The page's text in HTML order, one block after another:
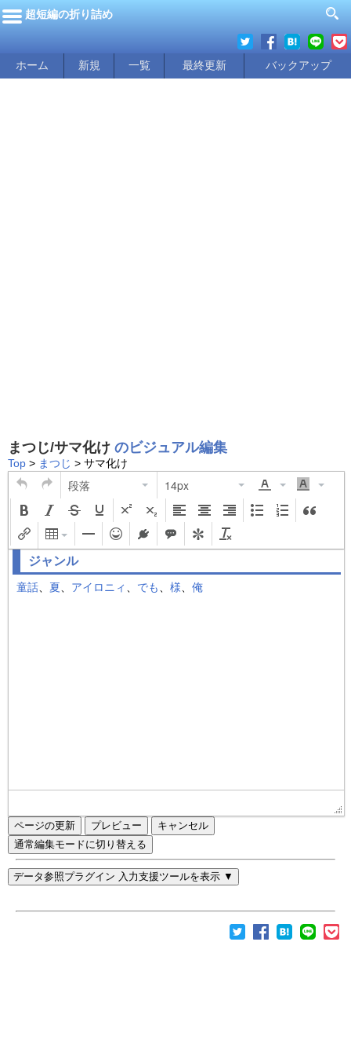
超短編の折り詰め
ホーム 新規 一覧 最終更新 バックアップ
まつじ/サマ化け のビジュアル編集
Top > まつじ > サマ化け
段落 14px
ページの更新
通常編集モードに切り替える
データ参照プラグイン 入力支援ツールを表示 ▼